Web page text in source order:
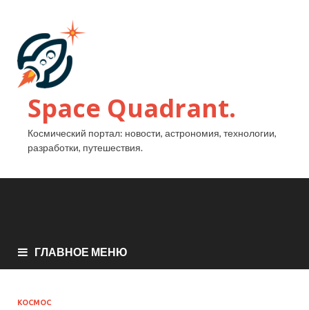
Space Quadrant.
Космический портал: новости, астрономия, технологии,
разработки, путешествия.
ГЛАВНОЕ МЕНЮ
КОСМОС